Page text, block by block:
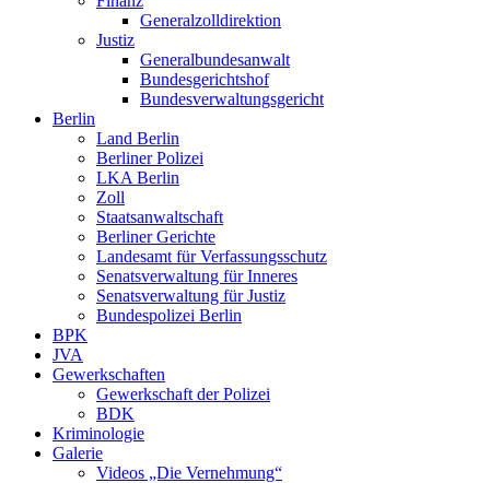
Generalzolldirektion
Justiz
Generalbundesanwalt
Bundesgerichtshof
Bundesverwaltungsgericht
Berlin
Land Berlin
Berliner Polizei
LKA Berlin
Zoll
Staatsanwaltschaft
Berliner Gerichte
Landesamt für Verfassungsschutz
Senatsverwaltung für Inneres
Senatsverwaltung für Justiz
Bundespolizei Berlin
BPK
JVA
Gewerkschaften
Gewerkschaft der Polizei
BDK
Kriminologie
Galerie
Videos „Die Vernehmung“